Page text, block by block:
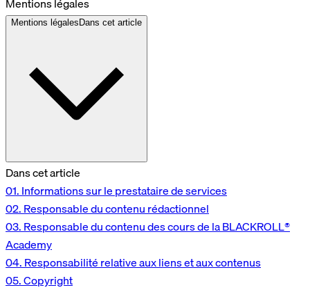
Mentions légales Dans cet article
Dans cet article
01.Informations sur le prestataire de services
02.Responsable du contenu rédactionnel
03.Responsable du contenu des cours de la BLACKROLL®
Academy
04.Responsabilité relative aux liens et aux contenus
05.Copyright